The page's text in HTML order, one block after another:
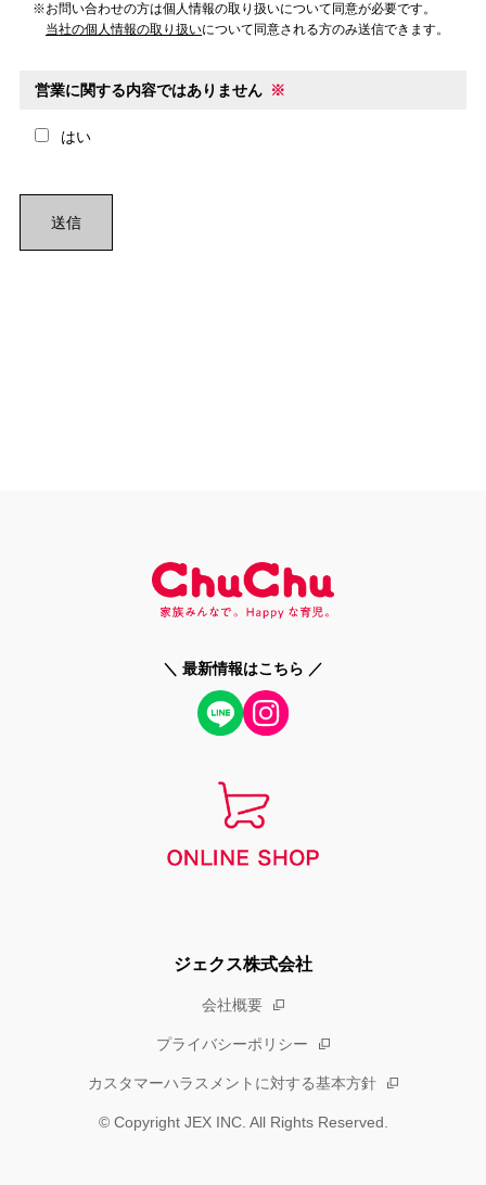
※お問い合わせの方は個人情報の取り扱いについて同意が必要です。
当社の個人情報の取り扱いについて同意される方のみ送信できます。
営業に関する内容ではありません ※
はい
＼ 最新情報はこちら ／
ジェクス株式会社
会社概要
プライバシーポリシー
カスタマーハラスメントに対する基本方針
© Copyright JEX INC. All Rights Reserved.